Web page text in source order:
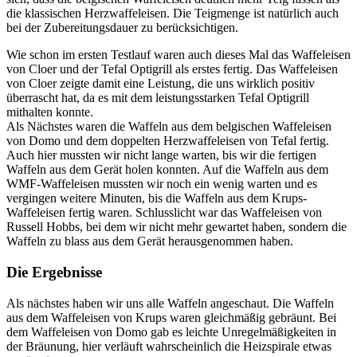
die klassischen Herzwaffeleisen. Die Teigmenge ist natürlich auch
bei der Zubereitungsdauer zu berücksichtigen.
Wie schon im ersten Testlauf waren auch dieses Mal das Waffeleisen
von Cloer und der Tefal Optigrill als erstes fertig. Das Waffeleisen
von Cloer zeigte damit eine Leistung, die uns wirklich positiv
überrascht hat, da es mit dem leistungsstarken Tefal Optigrill
mithalten konnte.
Als Nächstes waren die Waffeln aus dem belgischen Waffeleisen
von Domo und dem doppelten Herzwaffeleisen von Tefal fertig.
Auch hier mussten wir nicht lange warten, bis wir die fertigen
Waffeln aus dem Gerät holen konnten. Auf die Waffeln aus dem
WMF-Waffeleisen mussten wir noch ein wenig warten und es
vergingen weitere Minuten, bis die Waffeln aus dem Krups-
Waffeleisen fertig waren. Schlusslicht war das Waffeleisen von
Russell Hobbs, bei dem wir nicht mehr gewartet haben, sondern die
Waffeln zu blass aus dem Gerät herausgenommen haben.
Die Ergebnisse
Als nächstes haben wir uns alle Waffeln angeschaut. Die Waffeln
aus dem Waffeleisen von Krups waren gleichmäßig gebräunt. Bei
dem Waffeleisen von Domo gab es leichte Unregelmäßigkeiten in
der Bräunung, hier verläuft wahrscheinlich die Heizspirale etwas